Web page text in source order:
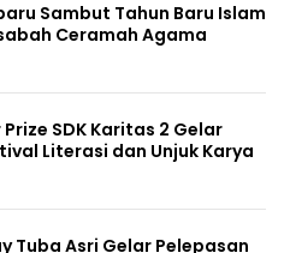
Sambut Tahun Baru Islam
Ceramah Agama
SDK Karitas 2 Gelar
Literasi dan Unjuk Karya
Tuba Asri Gelar Pelepasan